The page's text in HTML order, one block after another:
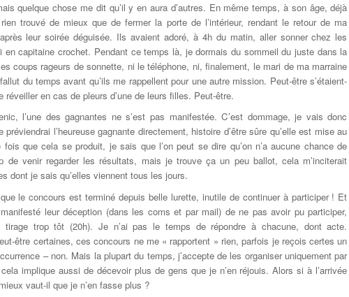
quelque chose me dit qu’il y en aura d’autres. En même temps, à son âge, déjà
trouvé de mieux que de fermer la porte de l’intérieur, rendant le retour de ma
leur soirée déguisée. Ils avaient adoré, à 4h du matin, aller sonner chez les
capitaine crochet. Pendant ce temps là, je dormais du sommeil du juste dans la
coups rageurs de sonnette, ni le téléphone, ni, finalement, le mari de ma marraine
du temps avant qu’ils me rappellent pour une autre mission. Peut-être s’étaient-
en cas de pleurs d’une de leurs filles. Peut-être.
l’une des gagnantes ne s’est pas manifestée. C’est dommage, je vais donc
l’heureuse gagnante directement, histoire d’être sûre qu’elle est mise au
que cela se produit, je sais que l’on peut se dire qu’on n’a aucune chance de
de venir regarder les résultats, mais je trouve ça un peu ballot, cela m’inciterait
dont je sais qu’elles viennent tous les jours.
le concours est terminé depuis belle lurette, inutile de continuer à participer ! Et
leur déception (dans les coms et par mail) de ne pas avoir pu participer,
tirage trop tôt (20h). Je n’ai pas le temps de répondre à chacune, dont acte.
être certaines, ces concours ne me « rapportent » rien, parfois je reçois certes un
– non. Mais la plupart du temps, j’accepte de les organiser uniquement par
implique aussi de décevoir plus de gens que je n’en réjouis. Alors si à l’arrivée
vaut-il que je n’en fasse plus ?